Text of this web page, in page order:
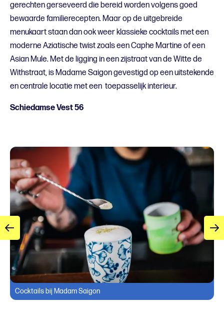
gerechten gerseveerd die bereid worden volgens goed
bewaarde familierecepten. Maar op de uitgebreide
menukaart staan dan ook weer klassieke cocktails met een
moderne Aziatische twist zoals een Caphe Martine of een
Asian Mule. Met de ligging in een zijstraat van de Witte de
Withstraat, is Madame Saigon gevestigd op een uitstekende
en centrale locatie met een toepasselijk interieur.
Schiedamse Vest 56
Cocktails bij Madam Saigon